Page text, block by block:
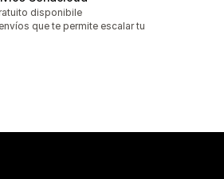
disponibile
que te permite escalar tu